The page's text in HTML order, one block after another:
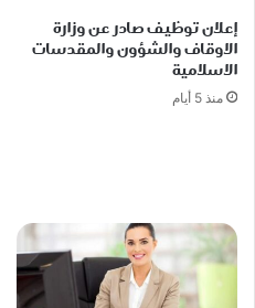
إعلان توظيف صادر عن وزارة
الاوقاف والشؤون والمقدسات
الاسلامية
منذ 5 أيام